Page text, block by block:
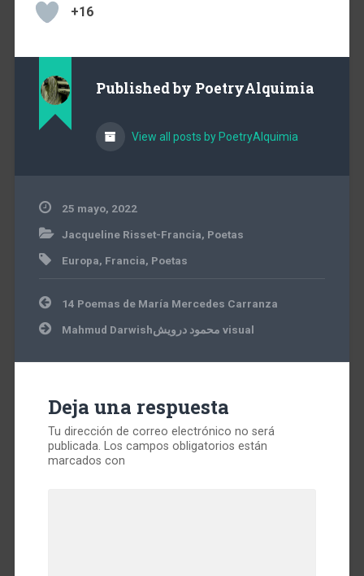
+16
Published by PoetryAlquimia
View all posts by PoetryAlquimia
25 mayo, 2022
Jacqueline Risset-Francia, Poetas
Europa, Francia, Poetas
Navegación
entradas
14 Poemas de María Mercedes Carranza
Mahmud Darwishمحمود درويش visual
Deja una respuesta
Tu dirección de correo electrónico no será
publicada. Los campos obligatorios están
marcados con